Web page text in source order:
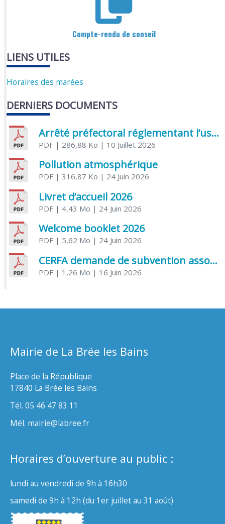
Compte-rendu de conseil
LIENS UTILES
Horaires des marées
DERNIERS DOCUMENTS
Arrêté préfectoral réglementant l’usage de l’eau
PDF| 286,88 Ko | 10 Juillet 2026
Pollution atmosphérique
PDF| 316,87 Ko | 24 Juin 2026
Livret d’accueil 2026
PDF| 4,43 Mo | 24 Juin 2026
Welcome booklet 2026
PDF| 5,62 Mo | 24 Juin 2026
CERFA demande de subvention association
PDF| 1,26 Mo | 16 Juin 2026
Mairie de La Brée les Bains
Place de la République
17840 La Brée les Bains
Tél. 05 46 47 83 11
Mél. mairie@labree.fr
Horaires d’ouverture au public :
lundi au vendredi de 9h à 16h30
samedi de 9h à 12h (du 1er juillet au 31 août)